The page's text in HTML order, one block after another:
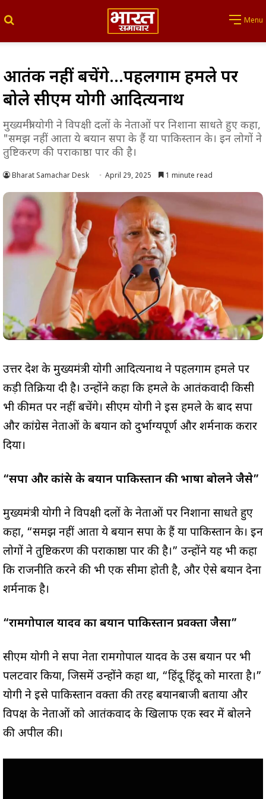
Menu
आतंकी नहीं बचेंगे…पहलगाम हमले पर
बोले सीएम योगी आदित्यनाथ
मुख्यमंत्री योगी ने विपक्षी दलों के नेताओं पर निशाना साधते हुए कहा,
"समझ नहीं आता ये बयान सपा के हैं या पाकिस्तान के। इन लोगों ने
तुष्टिकरण की पराकाष्ठा पार की है।
Bharat Samachar Desk April 29, 2025 1 minute read
उत्तर प्रदेश के मुख्यमंत्री योगी आदित्यनाथ ने पहलगाम हमले पर
कड़ी प्रतिक्रिया दी है। उन्होंने कहा कि हमले के आतंकवादी किसी
भी कीमत पर नहीं बचेंगे। सीएम योगी ने इस हमले के बाद सपा
और कांग्रेस नेताओं के बयान को दुर्भाग्यपूर्ण और शर्मनाक करार
दिया।
“सपा और कांग्रेस के बयान पाकिस्तान की भाषा बोलने जैसे”
मुख्यमंत्री योगी ने विपक्षी दलों के नेताओं पर निशाना साधते हुए
कहा, “समझ नहीं आता ये बयान सपा के हैं या पाकिस्तान के। इन
लोगों ने तुष्टिकरण की पराकाष्ठा पार की है।” उन्होंने यह भी कहा
कि राजनीति करने की भी एक सीमा होती है, और ऐसे बयान देना
शर्मनाक है।
“रामगोपाल यादव का बयान पाकिस्तान प्रवक्ता जैसा”
सीएम योगी ने सपा नेता रामगोपाल यादव के उस बयान पर भी
पलटवार किया, जिसमें उन्होंने कहा था, “हिंदू हिंदू को मारता है।”
योगी ने इसे पाकिस्तान प्रवक्ता की तरह बयानबाजी बताया और
विपक्ष के नेताओं को आतंकवाद के खिलाफ एक स्वर में बोलने
की अपील की।